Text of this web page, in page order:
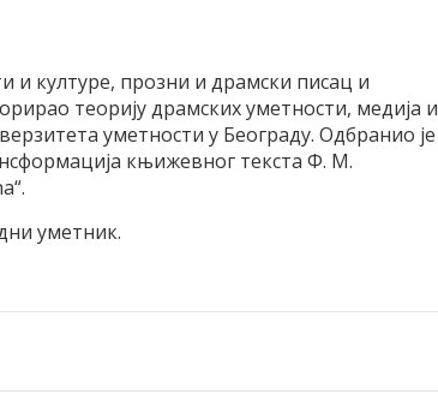
и културе, прозни и драмски писац и
теорију драмских уметности, медија и
уметности у Београду. Одбранио је
књижевног текста Ф. М.
уметник.